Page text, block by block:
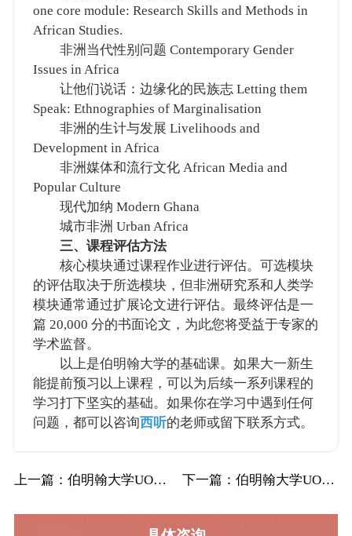
one core module: Research Skills and Methods in
African Studies.
非洲当代性别问题 Contemporary Gender
Issues in Africa
让他们说话：边缘化的民族志 Letting them
Speak: Ethnographies of Marginalisation
非洲的生计与发展 Livelihoods and
Development in Africa
非洲媒体和流行文化 African Media and
Popular Culture
现代加纳 Modern Ghana
城市非洲 Urban Africa
三、课程评估方法
核心模块通过课程作业进行评估。可选模块
的评估取决于所选模块，但非洲研究系和人类学
模块通常通过扩展论文进行评估。最终评估是一
篇 20,000 分的书面论文，为此您将受益于专家的
学术监督。
以上是伯明翰大学的基础课。如果大一新生
能提前预习以上课程，可以为后续一系列课程的
学习打下坚实的基础。如果你在学习中遇到任何
问题，都可以咨询西听的老师或留下联系方式。
上一篇 ：伯明翰大学UOB伯大高级化学工程与能源辅… 下一篇 ：伯明翰大学UOB伯大德国经济学辅导补习补…